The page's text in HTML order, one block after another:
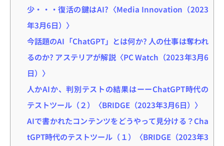
少・・・復活の鍵はAI?〈Media Innovation（2023
年3月6日）〉
今話題のAI「ChatGPT」とは何か? 人の仕事は奪われ
るのか? アステリアが解説〈PC Watch（2023年3月6
日）〉
人かAIか、判別テストの結果はーーChatGPT時代の
テストツール（２）〈BRIDGE（2023年3月6日）〉
AIで書かれたコンテンツをどうやって見分ける？Cha
tGPT時代のテストツール（１）〈BRIDGE（2023年3